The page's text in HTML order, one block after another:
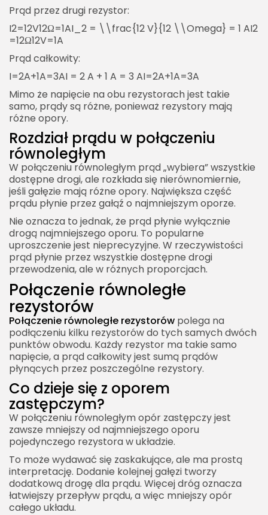
Prąd przez drugi rezystor:
I2=12V12Ω=1AI_2 = \\frac{12 V}{12 \\Omega} = 1 AI2​
=12Ω12V​=1A
Prąd całkowity:
I=2A+1A=3AI = 2 A + 1 A = 3 AI=2A+1A=3A
Mimo że napięcie na obu rezystorach jest takie
samo, prądy są różne, ponieważ rezystory mają
różne opory.
Rozdział prądu w połączeniu
równoległym
W połączeniu równoległym prąd „wybiera” wszystkie
dostępne drogi, ale rozkłada się nierównomiernie,
jeśli gałęzie mają różne opory. Największa część
prądu płynie przez gałąź o najmniejszym oporze.
Nie oznacza to jednak, że prąd płynie wyłącznie
drogą najmniejszego oporu. To popularne
uproszczenie jest nieprecyzyjne. W rzeczywistości
prąd płynie przez wszystkie dostępne drogi
przewodzenia, ale w różnych proporcjach.
Połączenie równoległe
rezystorów
Połączenie równoległe rezystorów polega na
podłączeniu kilku rezystorów do tych samych dwóch
punktów obwodu. Każdy rezystor ma takie samo
napięcie, a prąd całkowity jest sumą prądów
płynących przez poszczególne rezystory.
Co dzieje się z oporem
zastępczym?
W połączeniu równoległym opór zastępczy jest
zawsze mniejszy od najmniejszego oporu
pojedynczego rezystora w układzie.
To może wydawać się zaskakujące, ale ma prostą
interpretację. Dodanie kolejnej gałęzi tworzy
dodatkową drogę dla prądu. Więcej dróg oznacza
łatwiejszy przepływ prądu, a więc mniejszy opór
całego układu.